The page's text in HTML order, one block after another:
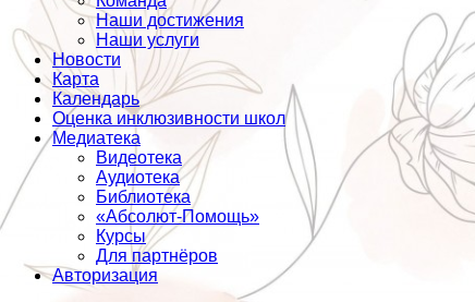
Наши достижения
Наши услуги
Новости
Карта
Календарь
Оценка инклюзивности школ
Медиатека
Видеотека
Аудиотека
Библиотека
«Абсолют-Помощь»
Курсы
Для партнёров
Авторизация